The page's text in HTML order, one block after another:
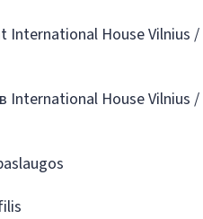
International House Vilnius /
International House Vilnius /